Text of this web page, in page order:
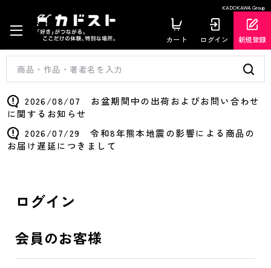
KADOKAWA Group
カート ログイン 新規登録
2026/08/07 お盆期間中の出荷およびお問い合わせ
に関するお知らせ
2026/07/29 令和8年熊本地震の影響による商品の
お届け遅延につきまして
ログイン
会員のお客様